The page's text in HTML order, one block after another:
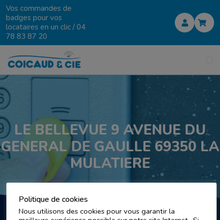
Vos commandes de
badges pour vos
locataires en un clic /04
78 83 87 20
LE BELLEVUE 9 AVENUE DU
GENERAL DE GAULLE 69350 LA
MULATIERE
Politique de cookies
Nous utilisons des cookies pour vous garantir la